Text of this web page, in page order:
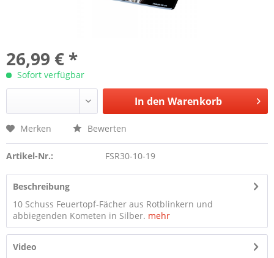
26,99 € *
Sofort verfügbar
In den Warenkorb
Merken Bewerten
Artikel-Nr.: FSR30-10-19
Beschreibung
10 Schuss Feuertopf-Fächer aus Rotblinkern und
abbiegenden Kometen in Silber. mehr
Video